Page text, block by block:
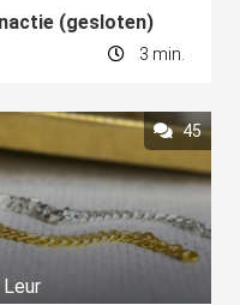
(gesloten)
3 min.
45